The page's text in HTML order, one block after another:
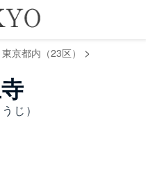
東京都内（23区） >
じ）